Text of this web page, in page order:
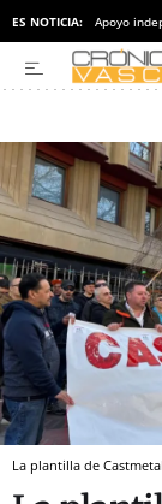
ES NOTICIA: Apoyo
La plantilla de